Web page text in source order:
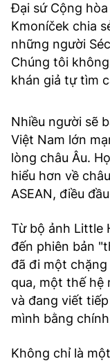
Đại sứ Cộng
Kmoníček chia
những người
Chúng tôi
khán giả tự tìm
Nhiều người sẽ
Việt Nam lớn
lòng châu Âu.
hiểu hơn về
ASEAN, điều
Từ bộ ảnh Little
đến phiên bản
đã đi một
qua, một thế hệ
và đang viết
mình bằng
Không chỉ là